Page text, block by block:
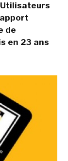
de
en 23 ans